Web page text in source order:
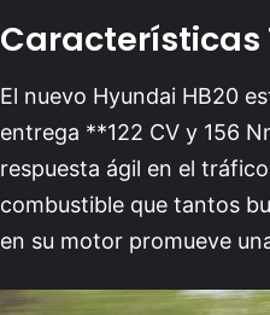
Características
El nuevo Hyundai HB20
entrega **122 CV y 156
respuesta ágil en el
combustible que tantos
en su motor promueve